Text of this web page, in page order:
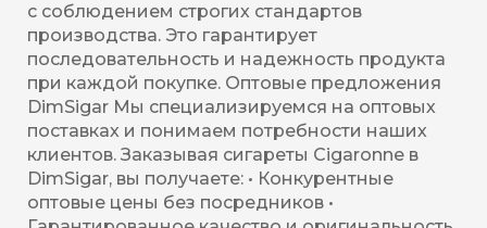
с соблюдением строгих стандартов
производства. Это гарантирует
последовательность и надежность продукта
при каждой покупке. Оптовые предложения
DimSigar Мы специализируемся на оптовых
поставках и понимаем потребности наших
клиентов. Заказывая сигареты Cigaronne в
DimSigar, вы получаете: • Конкурентные
оптовые цены без посредников •